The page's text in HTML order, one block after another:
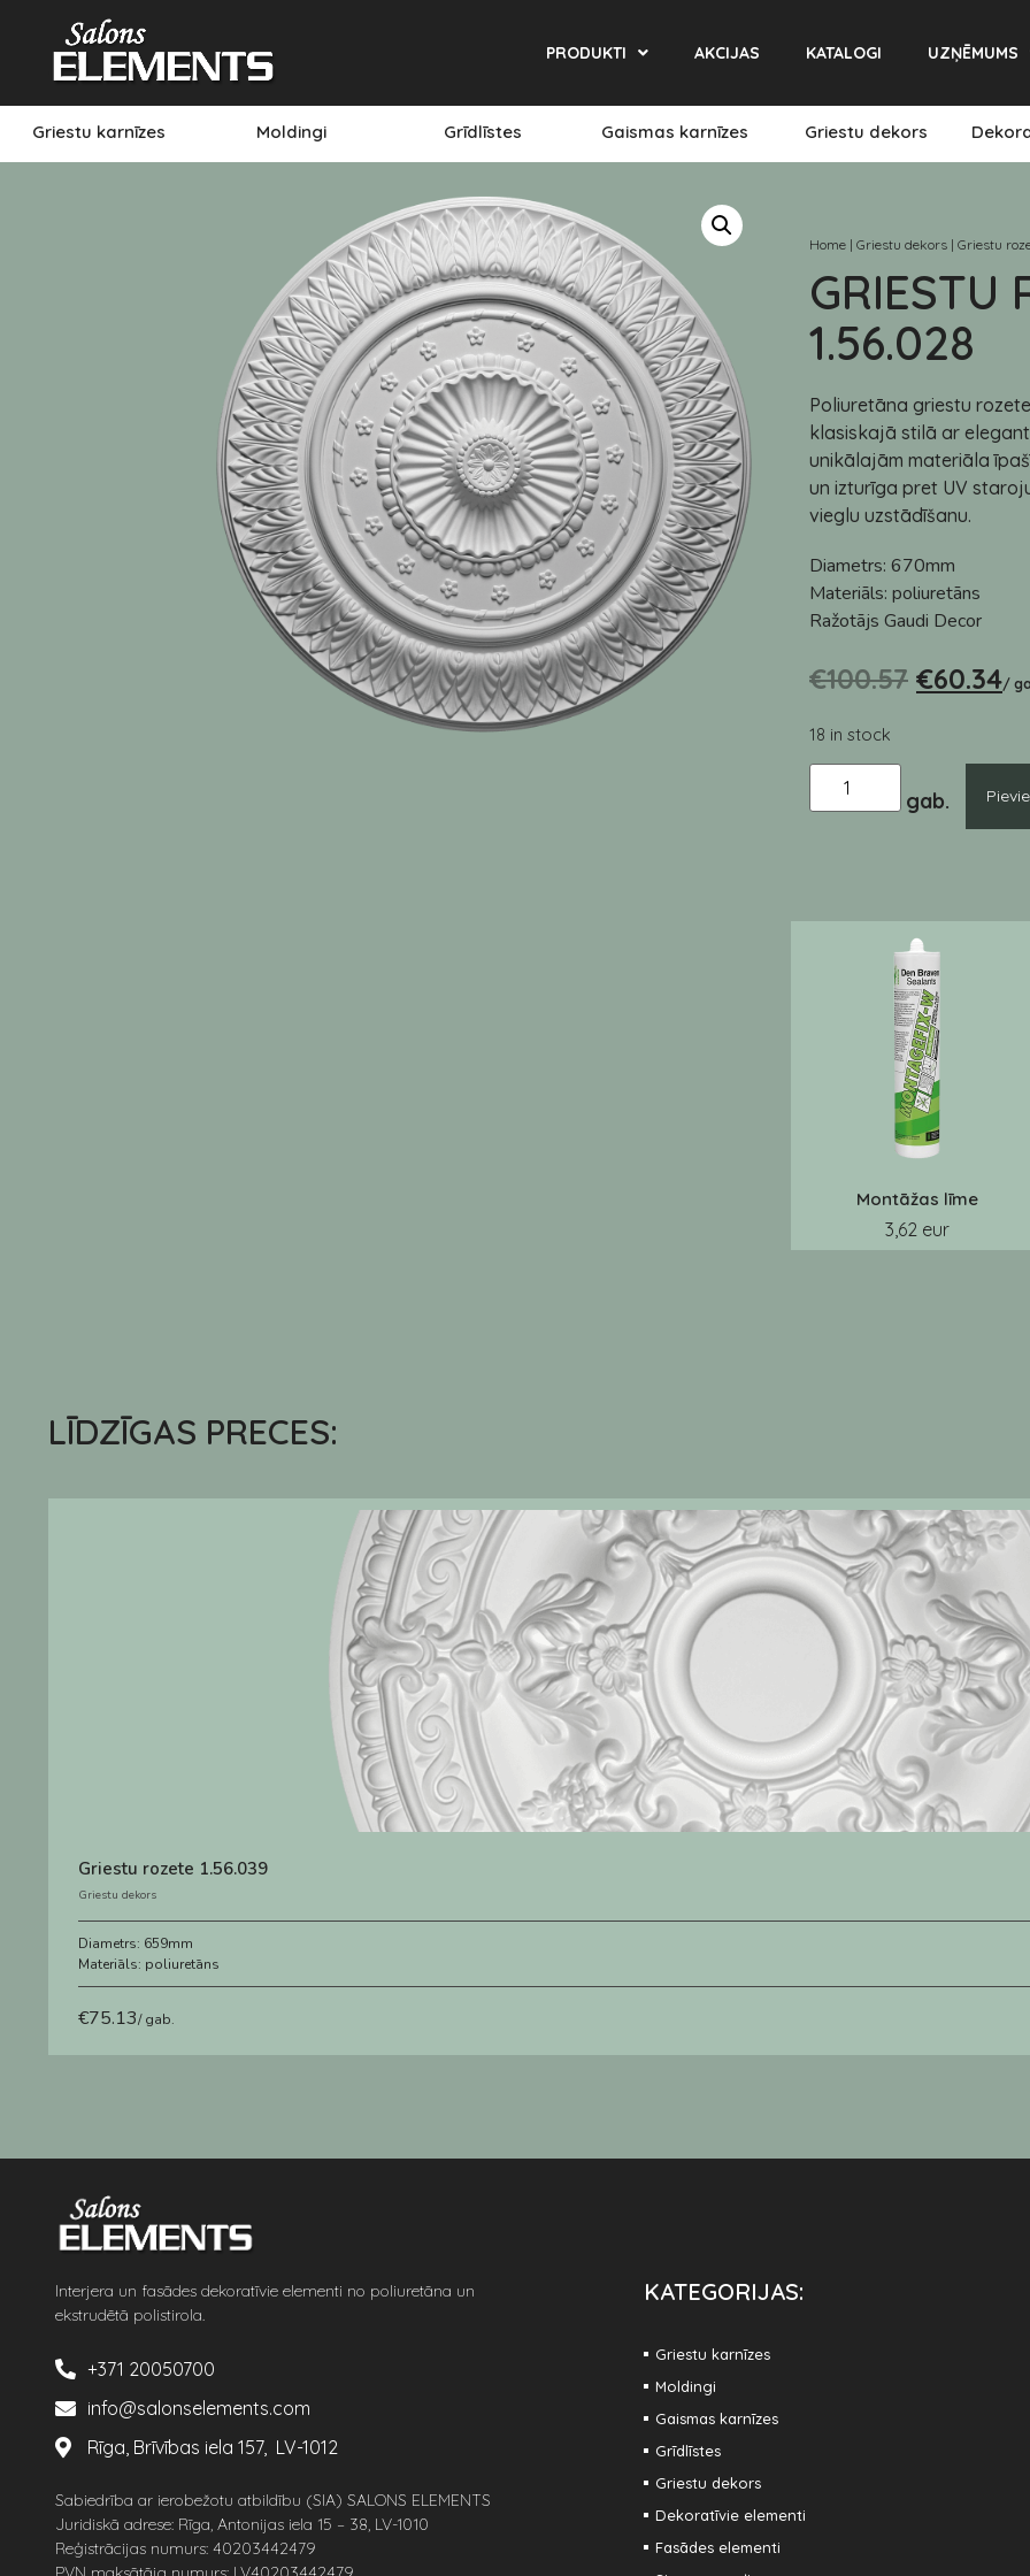
PRODUKTI AKCIJAS KATALOGI UZŅĒMUMS
Griestu karnīzes Moldingi Grīdlīstes Gaismas karnīzes Griestu dekors
Home | Griestu dekors | Griestu
GRIESTU
1.56.028
Poliuretāna griestu
klasiskajā stilā ar
unikālajām materiāla
un izturīga pret UV
vieglu uzstādīšanu.
Diametrs: 670mm
Materiāls: poliuretāns
Ražotājs Gaudi Decor
€100.57 €60.34/
18 in stock
Montāžas līme
3,62 eur
LĪDZĪGAS PRECES:
Griestu rozete 1.56.039
Griestu dekors
Diametrs: 659mm
Materiāls: poliuretāns
€75.13/ gab.
Interjera un fasādes dekoratīvie elementi no poliuretāna un
ekstrudētā polistirola.
+371 20050700
info@salonselements.com
Rīga, Brīvības iela 157, LV-1012
Sabiedrība ar ierobežotu atbildību (SIA) SALONS ELEMENTS
Juridiskā adrese: Rīga, Antonijas iela 15 – 38, LV-1010
Reģistrācijas numurs: 40203442479
KATEGORIJAS:
Griestu karnīzes
Moldingi
Gaismas karnīzes
Grīdlīstes
Griestu dekors
Dekoratīvie elementi
Fasādes elementi